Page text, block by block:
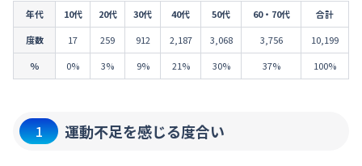
年代 10代 20代 30代 40代 50代 60・70代
合計
度数
17 259 912 2,187 3,068 3,756
10,199
％
0% 3% 9% 21% 30% 37% 100%
1 運動不足を感じる度合い